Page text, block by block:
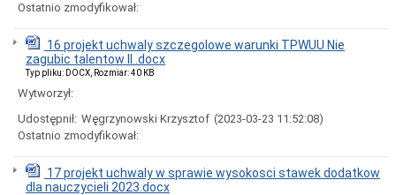
obwieszczenia
Informacje
Dane
adresowe
godziny
Regulamin
Organizacyjny
Ostatnio zmodyfikował:
16 projekt uchwaly szczegolowe warunki TPWUU Nie
zagubic talentow II .docx
Typ pliku: DOCX, Rozmiar: 40 KB
Wytworzył:
Udostępnił: Węgrzynowski Krzysztof (2023-03-23 11:52:08)
Ostatnio zmodyfikował:
17 projekt uchwaly w sprawie wysokosci stawek dodatkow
dla nauczycieli 2023.docx